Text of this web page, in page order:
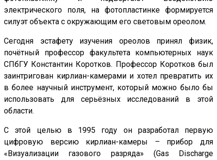
электрического поля, на фотопластинке формируется
силуэт объекта с окружающим его световым ореолом.
Сегодня эстафету изучения ореолов принял физик,
почётный профессор факультета компьютерных наук
СПбГУ Константин Коротков. Профессор Коротков был
заинтригован кирлиан-камерами и хотел превратить их
в более научный инструмент, который можно было бы
использовать для серьёзных исследований в этой
области.
С этой целью в 1995 году он разработал первую
цифровую версию кирлиан-камеры – прибор для
«Визуализации газового разряда» (Gas Discharge